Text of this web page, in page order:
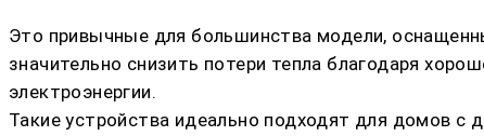
Это привычные для большинства модели,
значительно снизить потери тепла благодаря
электроэнергии.
Такие устройства идеально подходят для домов с